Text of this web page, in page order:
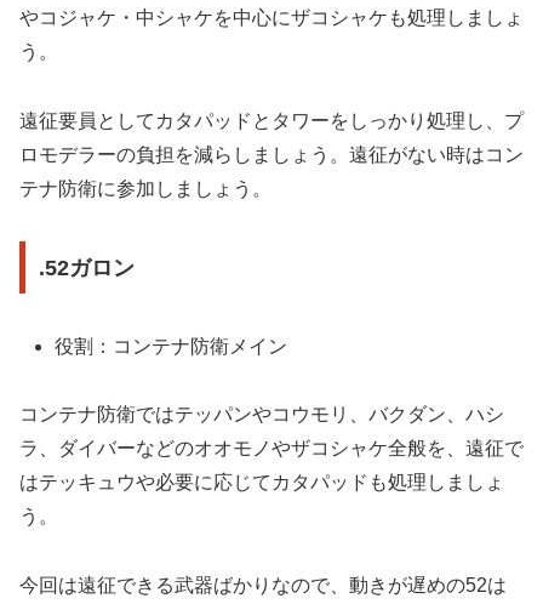
やコジャケ・中シャケを中心にザコシャケも処理しましょ
う。
遠征要員としてカタパッドとタワーをしっかり処理し、プ
ロモデラーの負担を減らしましょう。遠征がない時はコン
テナ防衛に参加しましょう。
.52ガロン
役割：コンテナ防衛メイン
コンテナ防衛ではテッパンやコウモリ、バクダン、ハシ
ラ、ダイバーなどのオオモノやザコシャケ全般を、遠征で
はテッキュウや必要に応じてカタパッドも処理しましょ
う。
今回は遠征できる武器ばかりなので、動きが遅めの52は